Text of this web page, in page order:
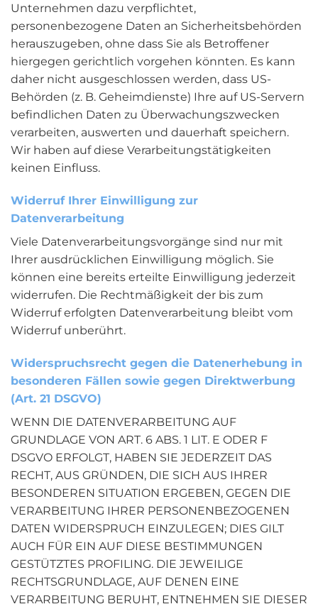
Unternehmen dazu verpflichtet,
personenbezogene Daten an Sicherheitsbehörden
herauszugeben, ohne dass Sie als Betroffener
hiergegen gerichtlich vorgehen könnten. Es kann
daher nicht ausgeschlossen werden, dass US-
Behörden (z. B. Geheimdienste) Ihre auf US-Servern
befindlichen Daten zu Überwachungszwecken
verarbeiten, auswerten und dauerhaft speichern.
Wir haben auf diese Verarbeitungstätigkeiten
keinen Einfluss.
Widerruf Ihrer Einwilligung zur
Datenverarbeitung
Viele Datenverarbeitungsvorgänge sind nur mit
Ihrer ausdrücklichen Einwilligung möglich. Sie
können eine bereits erteilte Einwilligung jederzeit
widerrufen. Die Rechtmäßigkeit der bis zum
Widerruf erfolgten Datenverarbeitung bleibt vom
Widerruf unberührt.
Widerspruchsrecht gegen die Datenerhebung in
besonderen Fällen sowie gegen Direktwerbung
(Art. 21 DSGVO)
WENN DIE DATENVERARBEITUNG AUF
GRUNDLAGE VON ART. 6 ABS. 1 LIT. E ODER F
DSGVO ERFOLGT, HABEN SIE JEDERZEIT DAS
RECHT, AUS GRÜNDEN, DIE SICH AUS IHRER
BESONDEREN SITUATION ERGEBEN, GEGEN DIE
VERARBEITUNG IHRER PERSONENBEZOGENEN
DATEN WIDERSPRUCH EINZULEGEN; DIES GILT
AUCH FÜR EIN AUF DIESE BESTIMMUNGEN
GESTÜTZTES PROFILING. DIE JEWEILIGE
RECHTSGRUNDLAGE, AUF DENEN EINE
VERARBEITUNG BERUHT, ENTNEHMEN SIE DIESER